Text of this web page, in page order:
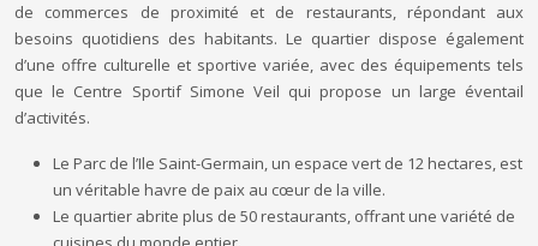
de commerces de proximité et de restaurants, répondant aux
besoins quotidiens des habitants. Le quartier dispose également
d’une offre culturelle et sportive variée, avec des équipements tels
que le Centre Sportif Simone Veil qui propose un large éventail
d’activités.
Le Parc de l’Ile Saint-Germain, un espace vert de 12 hectares, est
un véritable havre de paix au cœur de la ville.
Le quartier abrite plus de 50 restaurants, offrant une variété de